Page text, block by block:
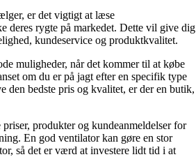
er det vigtigt at læse
deres rygte på markedet. Dette vil give dig
kundeservice og produktkvalitet.
muligheder, når det kommer til at købe
om du er på jagt efter en specifik type
den bedste pris og kvalitet, er der en butik,
produkter og kundeanmeldelser for
En god ventilator kan gøre en stor
så det er værd at investere lidt tid i at